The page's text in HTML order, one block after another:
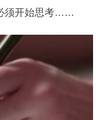
须开始思考……